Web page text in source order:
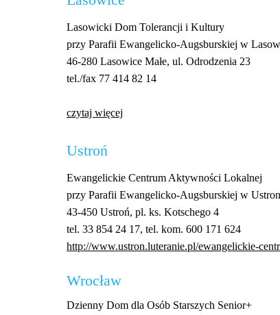
Lasowicki Dom Tolerancji i Kultury
przy Parafii Ewangelicko-Augsburskiej w
46-280 Lasowice Małe, ul. Odrodzenia 23
tel./fax 77 414 82 14
czytaj więcej
Ustroń
Ewangelickie Centrum Aktywności Lokalnej
przy Parafii Ewangelicko-Augsburskiej w
43-450 Ustroń, pl. ks. Kotschego 4
tel. 33 854 24 17, tel. kom. 600 171 624
http://www.ustron.luteranie.pl/ewangelickie-
Wrocław
Dzienny Dom dla Osób Starszych Senior+